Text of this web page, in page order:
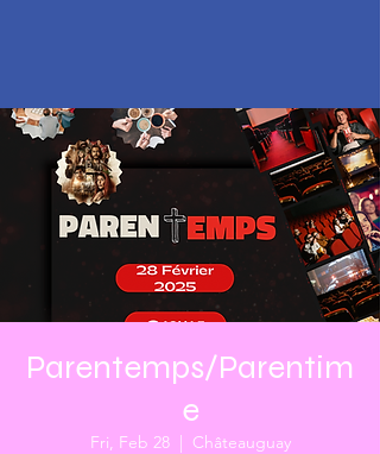
Parentemps/Parentim
e
Fri, Feb 28
  |
Châteauguay